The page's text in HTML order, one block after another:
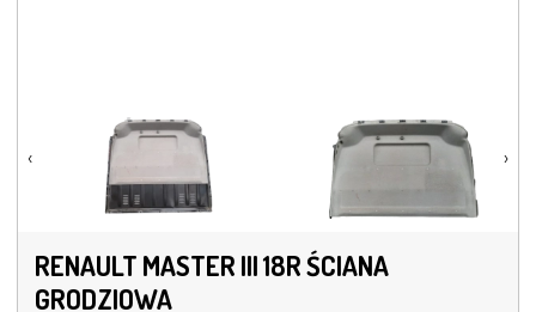
‹ ›
RENAULT MASTER III 18R ŚCIANA
GRODZIOWA